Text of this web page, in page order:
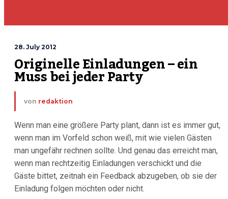
28. July 2012
Originelle Einladungen – ein
Muss bei jeder Party
von redaktion
Wenn man eine größere Party plant, dann ist es immer gut,
wenn man im Vorfeld schon weiß, mit wie vielen Gästen
man ungefähr rechnen sollte. Und genau das erreicht man,
wenn man rechtzeitig Einladungen verschickt und die
Gäste bittet, zeitnah ein Feedback abzugeben, ob sie der
Einladung folgen möchten oder nicht.